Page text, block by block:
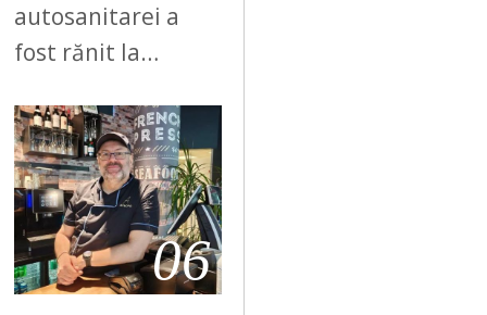
autosanitarei a
fost rănit la…
06